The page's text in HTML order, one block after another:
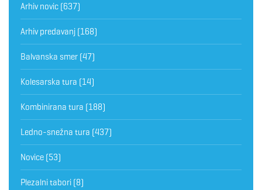
Arhiv novic (637)
Arhiv predavanj (168)
Balvanska smer (47)
Kolesarska tura (14)
Kombinirana tura (188)
Ledno-snežna tura (437)
Novice (53)
Plezalni tabori (8)